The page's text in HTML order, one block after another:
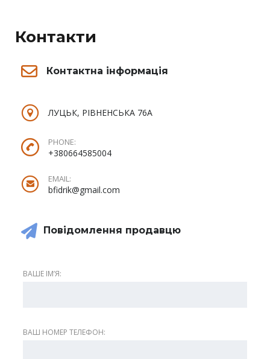
Контакти
Контактна інформація
ЛУЦЬК, РІВНЕНСЬКА 76А
PHONE:
+380664585004
EMAIL:
bfidrik@gmail.com
Повідомлення продавцю
ВАШЕ ІМʼЯ:
ВАШ НОМЕР ТЕЛЕФОН: